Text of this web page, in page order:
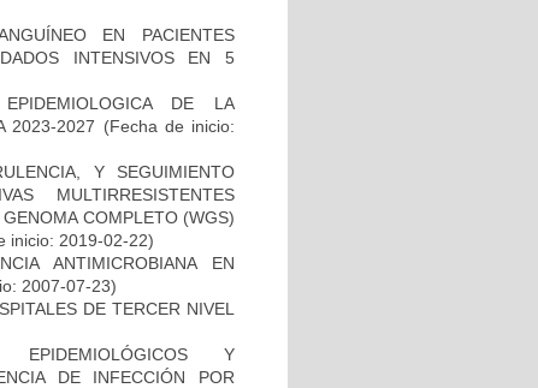
EN PACIENTES
INTENSIVOS EN 5
DE LA
2023-2027 (Fecha de inicio:
Y SEGUIMIENTO
MULTIRRESISTENTES
COMPLETO (WGS)
inicio: 2019-02-22)
ANTIMICROBIANA EN
2007-07-23)
DE TERCER NIVEL
EPIDEMIOLÓGICOS Y
DE INFECCIÓN POR